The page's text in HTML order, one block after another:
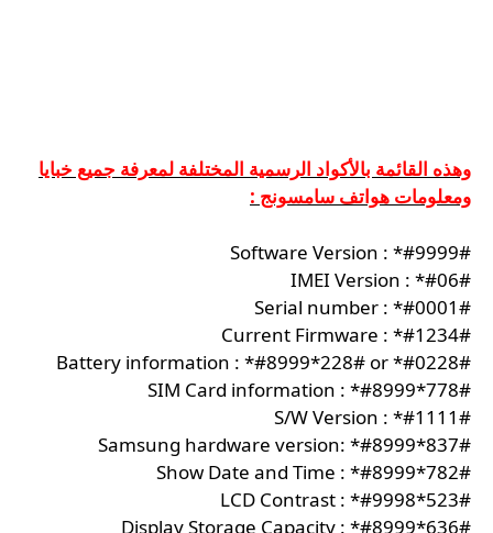
وهذه القائمة بالأكواد الرسمية المختلفة لمعرفة جميع خبايا
ومعلومات هواتف سامسونج :
Software Version : *#9999#
IMEI Version : *#06#
Serial number : *#0001#
Current Firmware : *#1234#
Battery information : *#8999*228# or *#0228#
SIM Card information : *#8999*778#
S/W Version : *#1111#
Samsung hardware version: *#8999*837#
Show Date and Time : *#8999*782#
LCD Contrast : *#9998*523#
Display Storage Capacity : *#8999*636#